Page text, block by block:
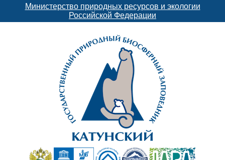
Министерство природных ресурсов и экологии
Российской Федерации